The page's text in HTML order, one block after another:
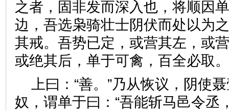
之者，固非发而深入也，将顺因
边，吾选枭骑壮士阴伏而处以为
其戒。吾势已定，或营其左，或
或绝其后，单于可禽，百全必
上曰：“善。”乃从恢议，阴使
奴，谓单于曰：“吾能斩马邑令丞